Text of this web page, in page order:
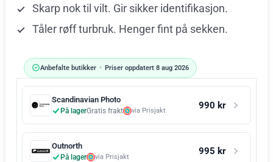
Skarp nok til vilt. Gir sikker identifikasjon.
Tåler røff turbruk. Henger fint på sekken.
Anbefalte butikker • Priser oppdatert 8 aug 2026
Scandinavian Photo
På lagerGratis frakt via Prisjakt 990 kr
Outnorth
På lager via Prisjakt 995 kr